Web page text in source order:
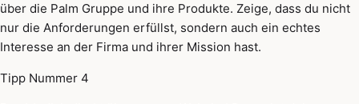
über die Palm Gruppe und ihre Produkte. Zeige, dass du nicht
nur die Anforderungen erfüllst, sondern auch ein echtes
Interesse an der Firma und ihrer Mission hast.
Tipp Nummer 4